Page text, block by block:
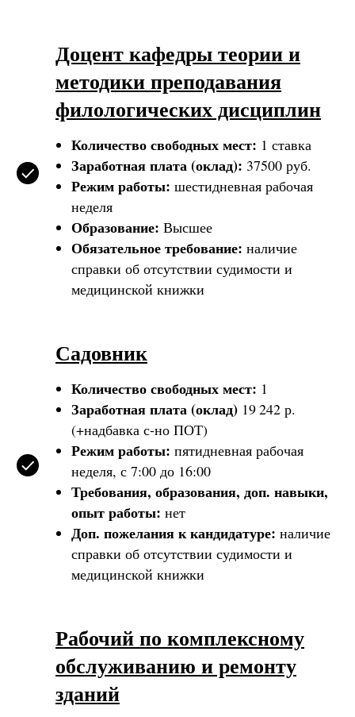
Доцент кафедры теории и
методики преподавания
филологических дисциплин
Количество свободных мест: 1 ставка
Заработная плата (оклад): 37500 руб.
Режим работы: шестидневная рабочая
неделя
Образование: Высшее
Обязательное требование: наличие
справки об отсутствии судимости и
медицинской книжки
Садовник
Количество свободных мест: 1
Заработная плата (оклад) 19 242 р.
(+надбавка с-но ПОТ)
Режим работы: пятидневная рабочая
неделя, с 7:00 до 16:00
Требования, образования, доп. навыки,
опыт работы: нет
Доп. пожелания к кандидатуре: наличие
справки об отсутствии судимости и
медицинской книжки
Рабочий по комплексному
обслуживанию и ремонту
зданий